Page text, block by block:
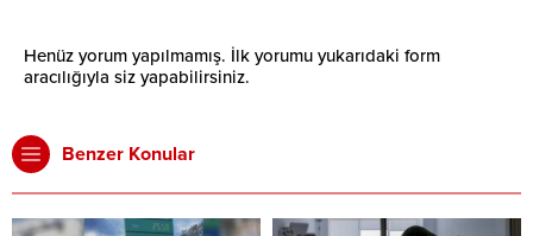
Henüz yorum yapılmamış. İlk yorumu yukarıdaki form
aracılığıyla siz yapabilirsiniz.
Benzer Konular